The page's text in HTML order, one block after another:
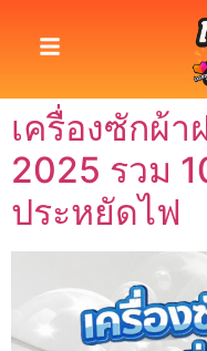
เครื่องซักผ้
2025 รวม
ประหยัดไฟ